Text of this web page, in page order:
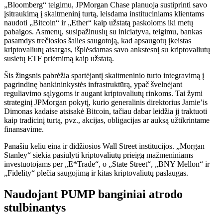
„Bloomberg“ teigimu, JPMorgan Chase planuoja sustiprinti savo
įsitraukimą į skaitmeninį turtą, leisdama instituciniams klientams
naudoti „Bitcoin“ ir „Ether“ kaip užstatą paskoloms iki metų
pabaigos. Asmenų, susipažinusių su iniciatyva, teigimu, bankas
pasamdys trečiosios šalies saugotoją, kad apsaugotų įkeistas
kriptovaliutų atsargas, išplėsdamas savo ankstesnį su kriptovaliutų
susietų ETF priėmimą kaip užstatą.
Šis žingsnis pabrėžia spartėjantį skaitmeninio turto integravimą į
pagrindinę bankininkystės infrastruktūrą, ypač švelnėjant
reguliavimo sąlygoms ir augant kriptovaliutų rinkoms. Tai žymi
strateginį JPMorgan pokytį, kurio generalinis direktorius Jamie’is
Dimonas kadaise atsisakė Bitcoin, tačiau dabar leidžia jį traktuoti
kaip tradicinį turtą, pvz., akcijas, obligacijas ar auksą užtikrintame
finansavime.
Panašiu keliu eina ir didžiosios Wall Street institucijos. „Morgan
Stanley“ siekia pasiūlyti kriptovaliutų prieigą mažmeniniams
investuotojams per „E*Trade“, o „State Street“, „BNY Mellon“ ir
„Fidelity“ plečia saugojimą ir kitas kriptovaliutų paslaugas.
Naudojant PUMP banginiai atrodo
stulbinantys